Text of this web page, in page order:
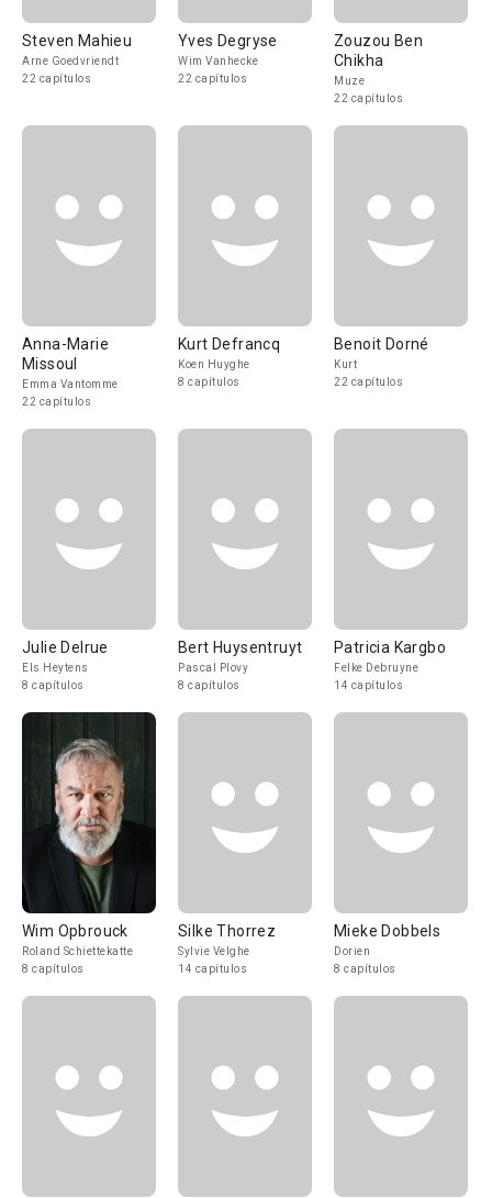
Steven Mahieu
Arne Goedvriendt
22 capítulos
Yves Degryse
Wim Vanhecke
22 capítulos
Zouzou Ben
Chikha
Muze
22 capítulos
Anna-Marie
Missoul
Emma Vantomme
22 capítulos
Kurt Defrancq
Koen Huyghe
8 capítulos
Benoit Dorné
Kurt
22 capítulos
Julie Delrue
Els Heytens
8 capítulos
Bert Huysentruyt
Pascal Plovy
8 capítulos
Patricia Kargbo
Felke Debruyne
14 capítulos
Wim Opbrouck
Roland Schiettekatte
8 capítulos
Silke Thorrez
Sylvie Velghe
14 capítulos
Mieke Dobbels
Dorien
8 capítulos